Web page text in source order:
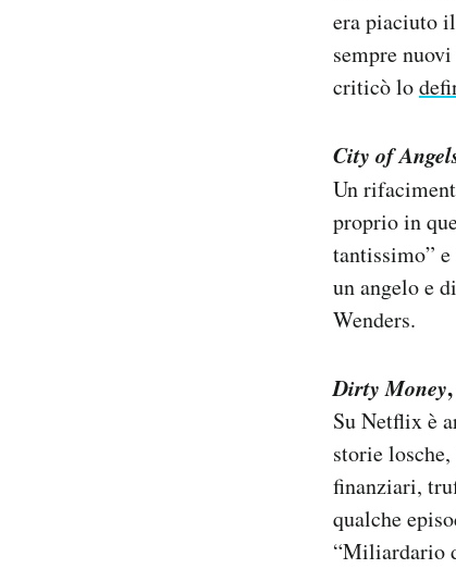
era piaciuto
sempre
criticò lo
City of
Un
proprio in
tantissimo”
un angelo e
Wenders.
Dirty Money
Su Netflix è
storie
finanziari,
qualche
“Miliardario